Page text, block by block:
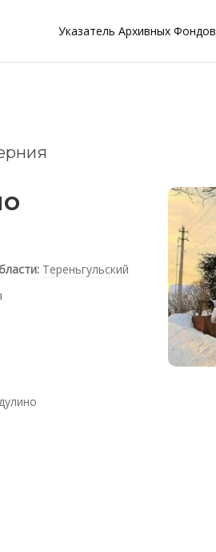
Указатель Архивных Фондов
Тереньгульский